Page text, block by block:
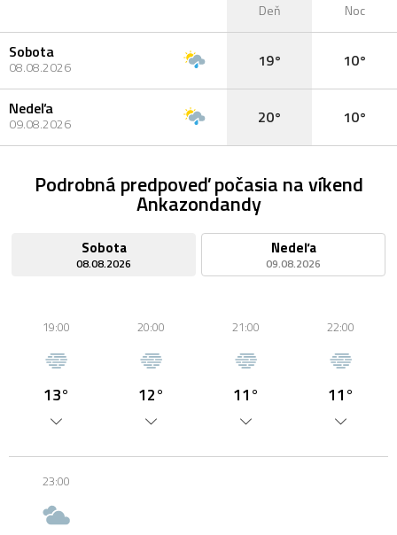
Deň Noc
Sobota
08.08.2026 19° 10°
Nedeľa
09.08.2026 20° 10°
Podrobná predpoveď počasia na víkend
Ankazondandy
Sobota
08.08.2026
Nedeľa
09.08.2026
19:00
13°
20:00
12°
21:00
11°
22:00
11°
23:00